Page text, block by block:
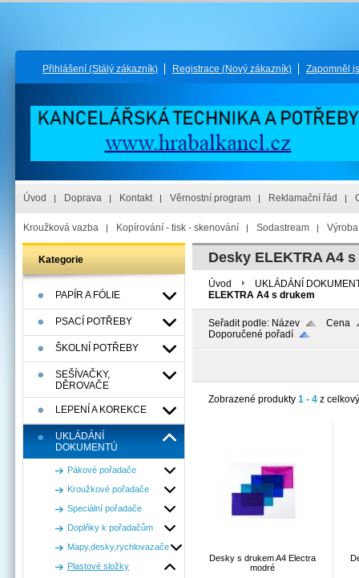
Přihlášení (Stálý zákazník) Registrace (Nový zákazník) Zapomněl
Úvod Doprava Kontakt Věrnostní program Reklamační řád
Kroužková vazba Kopírování - tisk - skenování Sodastream
Kategorie
PAPÍR A FÓLIE
PSACÍ POTŘEBY
ŠKOLNÍ POTŘEBY
SEŠÍVAČKY,
DĚROVAČE
LEPENÍ A KOREKCE
UKLÁDÁNÍ
DOKUMENTÚ
Pákové pořadače
Kroužkové pořadače
Speciální pořadače
Doplňky k pořadačům
Mapy,desky,rychlovazače
Plastové složky
Desky ELEKTRA A4
Úvod
UKLÁDÁNÍ
ELEKTRA A4 s drukem
Seřadit podle: Název
Cena
Doporučené pořadí
Zobrazené produkty 1 - 4 z
Desky s drukem A4 Electra
modré